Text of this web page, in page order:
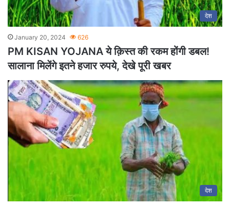
देश
January 20, 2024 626
PM KISAN YOJANA ये क़िस्त की रकम होंगी डबल!
सालाना मिलेंगे इतने हजार रुपये, देखे पूरी खबर
देश